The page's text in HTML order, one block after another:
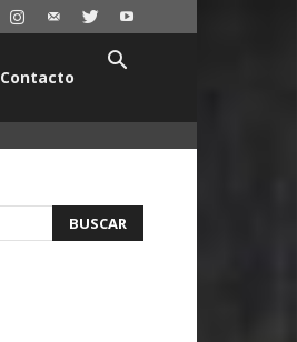
Contacto